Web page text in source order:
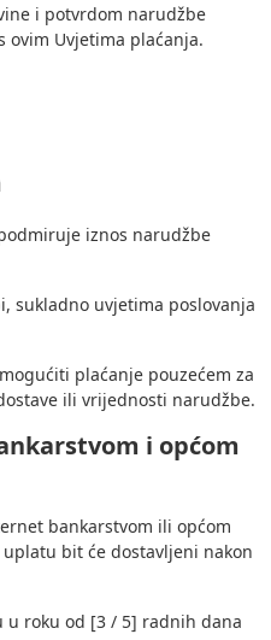
i potvrdom narudžbe
ovim Uvjetima plaćanja.
iznos narudžbe
sukladno uvjetima poslovanja
plaćanje pouzećem za
ili vrijednosti narudžbe.
i općom
bankarstvom ili općom
bit će dostavljeni nakon
u roku od [3 / 5] radnih dana